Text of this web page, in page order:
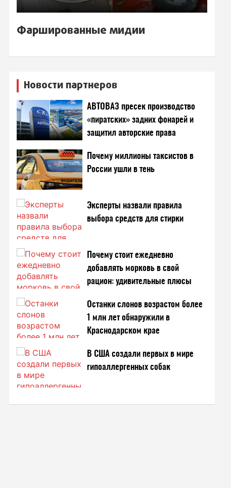
Фаршированные мидии
Новости партнеров
АВТОВАЗ пресек производство
«пиратских» задних фонарей и
защитил авторские права
Почему миллионы таксистов в
России ушли в тень
Эксперты назвали правила
выбора средств для стирки
Почему стоит ежедневно
добавлять морковь в свой
рацион: удивительные плюсы
Останки слонов возрастом более
1 млн лет обнаружили в
Краснодарском крае
В США создали первых в мире
гипоаллергенных собак